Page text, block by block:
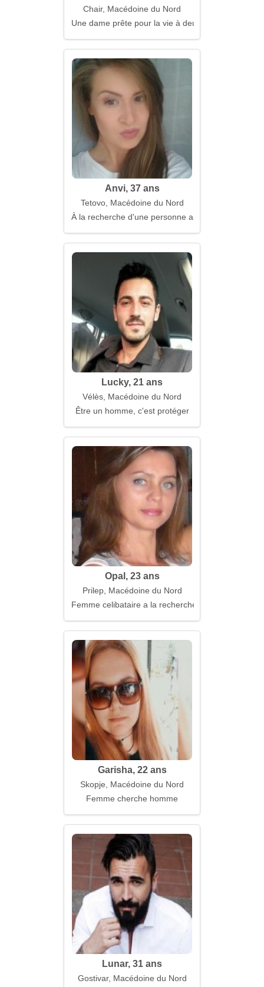
Chair, Macédoine du Nord
Une dame prête pour la vie à deux
Anvi, 37 ans
Tetovo, Macédoine du Nord
À la recherche d'une personne au cœur ouvert
Lucky, 21 ans
Vélès, Macédoine du Nord
Être un homme, c'est protéger
Opal, 23 ans
Prilep, Macédoine du Nord
Femme celibataire a la recherche d'un mari
Garisha, 22 ans
Skopje, Macédoine du Nord
Femme cherche homme
Lunar, 31 ans
Gostivar, Macédoine du Nord